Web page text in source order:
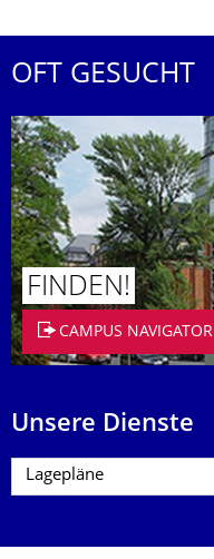
OFT GESUCHT
FINDEN!
CAMPUS NAVIGATOR
Unsere Dienste